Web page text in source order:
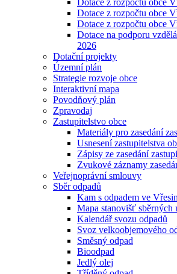
Dotace z rozpočtu obce
Dotace z rozpočtu obce
Dotace z rozpočtu obce
Dotace na podporu
2026
Dotační projekty
Územní plán
Strategie rozvoje obce
Interaktivní mapa
Povodňový plán
Zpravodaj
Zastupitelstvo obce
Materiály pro zasedání
Usnesení zastupitelstva
Zápisy ze zasedání
Zvukové záznamy
Veřejnoprávní smlouvy
Sběr odpadů
Kam s odpadem ve
Mapa stanovišť sběrných
Kalendář svozu odpadů
Svoz velkoobjemového
Směsný odpad
Bioodpad
Jedlý olej